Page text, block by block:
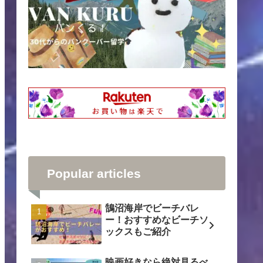
Popular articles
鵠沼海岸でビーチバレ
ー！おすすめなビーチソ
ックスもご紹介